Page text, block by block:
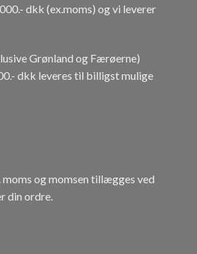
dkk (ex.moms) og vi leverer
Grønland og Færøerne)
dkk leveres til billigst mulige
og momsen tillægges ved
din ordre.